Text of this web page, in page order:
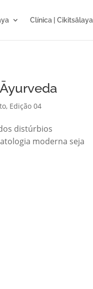
Clínica | Cikitsālaya
, Edição 04
distúrbios
moderna seja